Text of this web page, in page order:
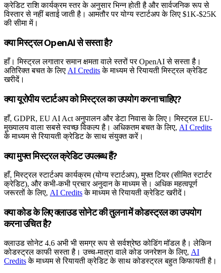
क्रेडिट राशि कार्यक्रम स्तर के अनुसार भिन्न होती है और सार्वजनिक रूप से
विस्तार से नहीं बताई जाती है। आमतौर पर योग्य स्टार्टअप के लिए $1K-$25K
की सीमा में।
क्या मिस्ट्रल OpenAI से सस्ता है?
हाँ। मिस्ट्रल लगातार समान क्षमता वाले स्तरों पर OpenAI से सस्ता है।
अतिरिक्त बचत के लिए AI Creditsके माध्यम से रियायती मिस्ट्रल क्रेडिट
खरीदें।
क्या यूरोपीय स्टार्टअप को मिस्ट्रल का उपयोग करना चाहिए?
हाँ, GDPR, EU AI Act अनुपालन और डेटा निवास के लिए। मिस्ट्रल EU-
मुख्यालय वाला सबसे स्वच्छ विकल्प है। अधिकतम बचत के लिए, AI Credits
के माध्यम से रियायती क्रेडिट के साथ संयुक्त करें।
क्या मुफ्त मिस्ट्रल क्रेडिट उपलब्ध हैं?
हाँ, मिस्ट्रल स्टार्टअप कार्यक्रम (योग्य स्टार्टअप), मुफ्त टियर (सीमित स्टार्टर
क्रेडिट), और कभी-कभी प्रचार अनुदान के माध्यम से। अधिक महत्वपूर्ण
जरूरतों के लिए, AI Creditsके माध्यम से रियायती क्रेडिट खरीदें।
क्या कोड के लिए क्लाउड सोनेट की तुलना में कोडस्ट्रल का उपयोग
करना उचित है?
क्लाउड सोनेट 4.6 अभी भी समग्र रूप से सर्वश्रेष्ठ कोडिंग मॉडल है। लेकिन
कोडस्ट्रल काफी सस्ता है। उच्च-मात्रा वाले कोड जनरेशन के लिए, AI
Creditsके माध्यम से रियायती क्रेडिट के साथ कोडस्ट्रल बहुत किफायती है।